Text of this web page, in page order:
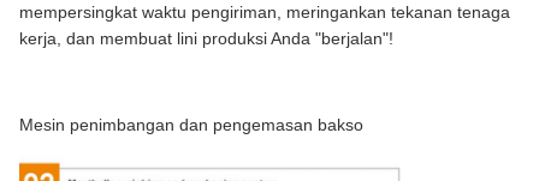
mempersingkat waktu pengiriman, meringankan tekanan tenaga
kerja, dan membuat lini produksi Anda "berjalan"!
Mesin penimbangan dan pengemasan bakso